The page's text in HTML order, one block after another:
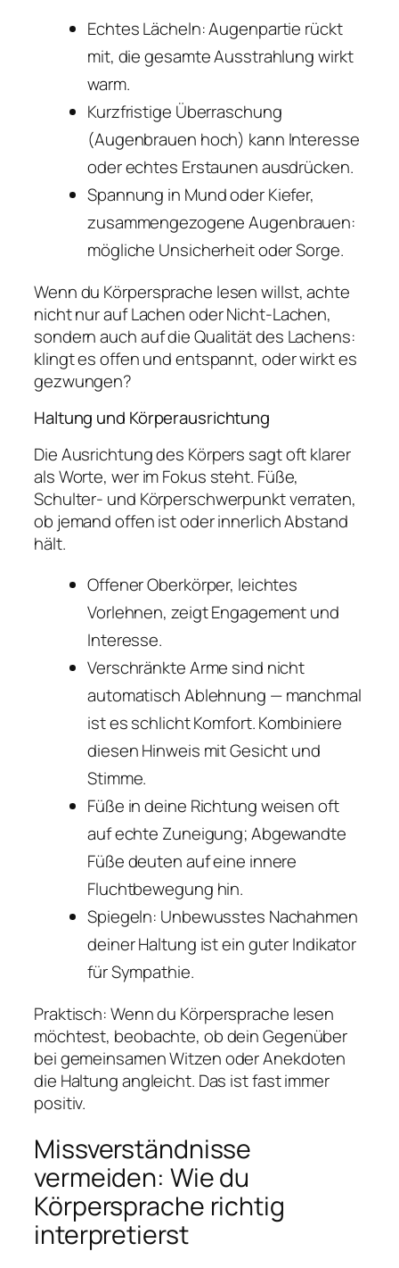
Echtes Lächeln: Augenpartie rückt
mit, die gesamte Ausstrahlung wirkt
warm.
Kurzfristige Überraschung
(Augenbrauen hoch) kann Interesse
oder echtes Erstaunen ausdrücken.
Spannung in Mund oder Kiefer,
zusammengezogene Augenbrauen:
mögliche Unsicherheit oder Sorge.
Wenn du Körpersprache lesen willst, achte
nicht nur auf Lachen oder Nicht-Lachen,
sondern auch auf die Qualität des Lachens:
klingt es offen und entspannt, oder wirkt es
gezwungen?
Haltung und Körperausrichtung
Die Ausrichtung des Körpers sagt oft klarer
als Worte, wer im Fokus steht. Füße,
Schulter- und Körperschwerpunkt verraten,
ob jemand offen ist oder innerlich Abstand
hält.
Offener Oberkörper, leichtes
Vorlehnen, zeigt Engagement und
Interesse.
Verschränkte Arme sind nicht
automatisch Ablehnung — manchmal
ist es schlicht Komfort. Kombiniere
diesen Hinweis mit Gesicht und
Stimme.
Füße in deine Richtung weisen oft
auf echte Zuneigung; Abgewandte
Füße deuten auf eine innere
Fluchtbewegung hin.
Spiegeln: Unbewusstes Nachahmen
deiner Haltung ist ein guter Indikator
für Sympathie.
Praktisch: Wenn du Körpersprache lesen
möchtest, beobachte, ob dein Gegenüber
bei gemeinsamen Witzen oder Anekdoten
die Haltung angleicht. Das ist fast immer
positiv.
Missverständnisse
vermeiden: Wie du
Körpersprache richtig
interpretierst